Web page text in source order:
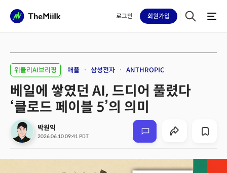
로그인 회원가입
위클리AI브리핑 애플 삼성전자 ANTHROPIC
베일에 쌓였던 AI, 드디어 풀렸다
‘클로드 페이블 5’의 의미
박원익
2026.06.10 09:41 PDT